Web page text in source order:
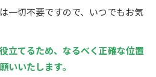
一切不要ですので、いつでもお気
立てるため、なるべく正確な位置
いいたします。